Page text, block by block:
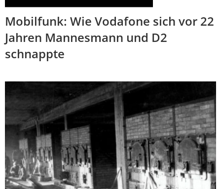
Mobilfunk: Wie Vodafone sich vor 22
Jahren Mannesmann und D2
schnappte